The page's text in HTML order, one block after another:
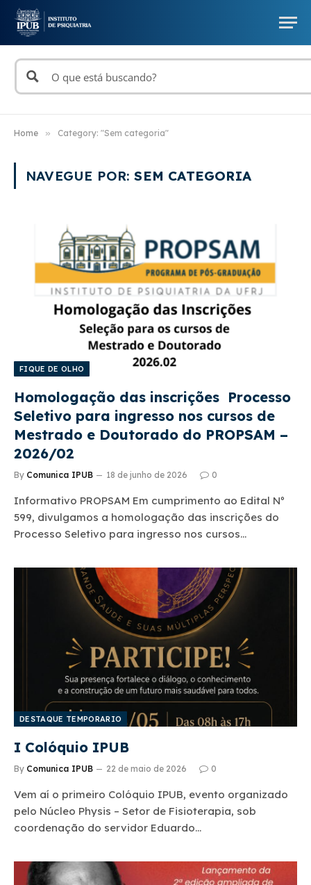
Home » Category: "Sem categoria"
NAVEGUE POR:SEM CATEGORIA
FIQUE DE OLHO
Homologação das inscrições Processo
Seletivo para ingresso nos cursos de
Mestrado e Doutorado do PROPSAM –
2026/02
By Comunica IPUB 18 de junho de 2026 0
Informativo PROPSAM Em cumprimento ao Edital Nº
599, divulgamos a homologação das inscrições do
Processo Seletivo para ingresso nos cursos…
DESTAQUE TEMPORARIO
I Colóquio IPUB
By Comunica IPUB 22 de maio de 2026 0
Vem aí o primeiro Colóquio IPUB, evento organizado
pelo Núcleo Physis – Setor de Fisioterapia, sob
coordenação do servidor Eduardo…